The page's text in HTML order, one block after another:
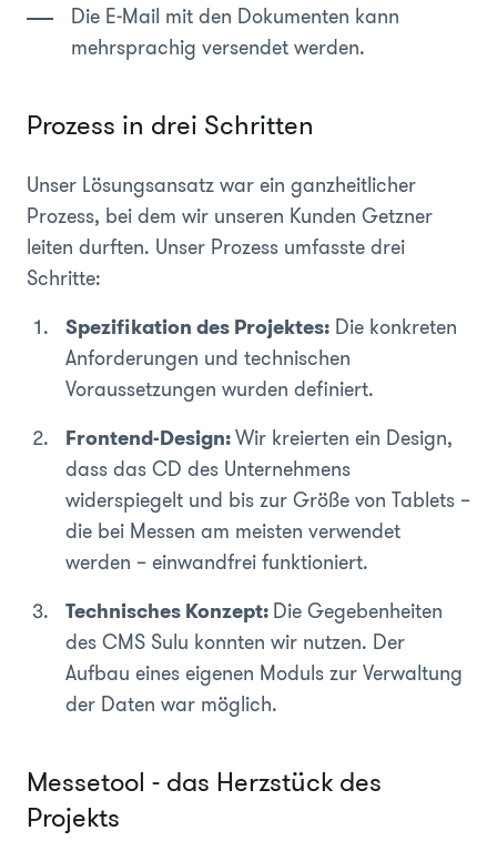
Die E-Mail mit den Dokumenten kann
mehrsprachig versendet werden.
Prozess in drei Schritten
Unser Lösungsansatz war ein ganzheitlicher
Prozess, bei dem wir unseren Kunden Getzner
leiten durften. Unser Prozess umfasste drei
Schritte:
Spezifikation des Projektes: Die konkreten
Anforderungen und technischen
Voraussetzungen wurden definiert.
Frontend-Design:Wir kreierten ein Design,
dass das CD des Unternehmens
widerspiegelt und bis zur Größe von Tablets –
die bei Messen am meisten verwendet
werden – einwandfrei funktioniert.
Technisches Konzept:Die Gegebenheiten
des CMS Sulu konnten wir nutzen. Der
Aufbau eines eigenen Moduls zur Verwaltung
der Daten war möglich.
Messetool - das Herzstück des
Projekts